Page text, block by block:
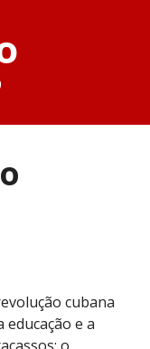
cubana
e a